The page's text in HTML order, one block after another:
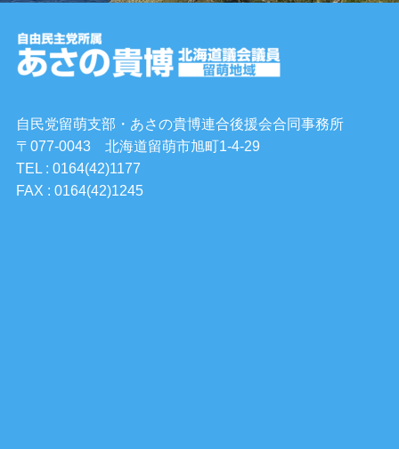
自民党留萌支部・あさの貴博連合後援会合同事務所
〒077-0043 北海道留萌市旭町1-4-29
TEL : 0164(42)1177
FAX : 0164(42)1245